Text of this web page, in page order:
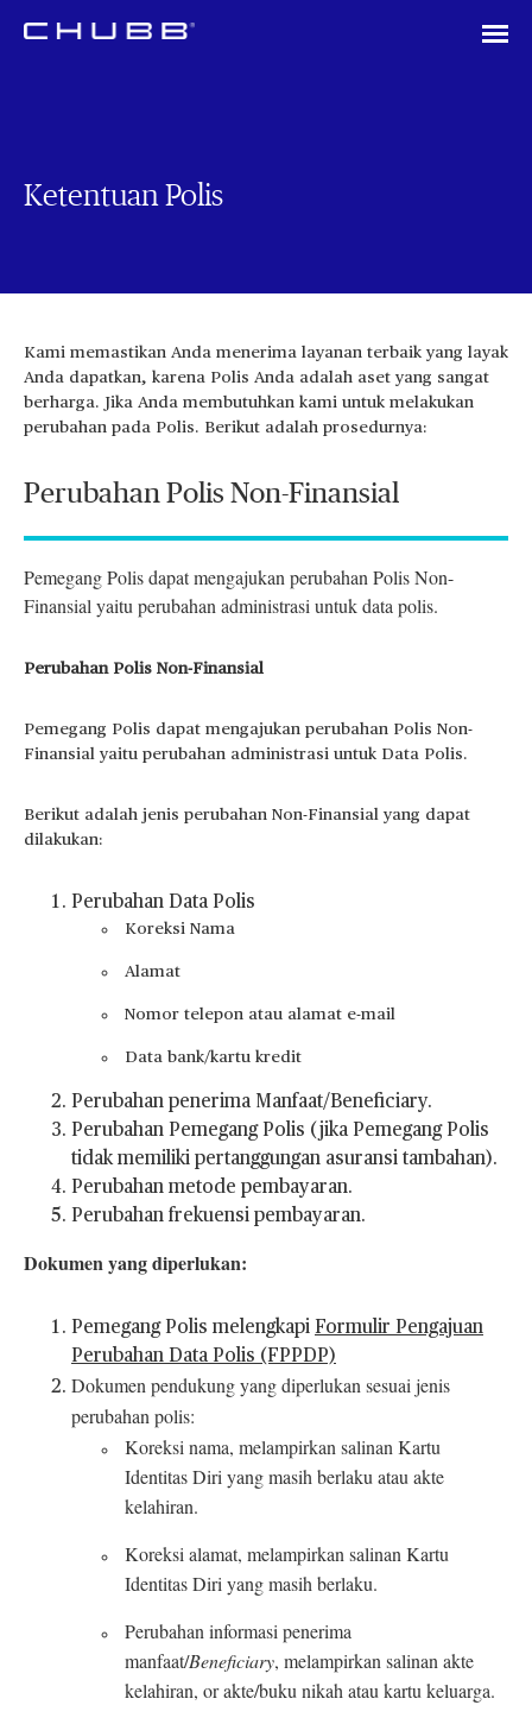
Ketentuan Polis
Kami memastikan Anda menerima layanan terbaik yang layak
Anda dapatkan, karena Polis Anda adalah aset yang sangat
berharga. Jika Anda membutuhkan kami untuk melakukan
perubahan pada Polis. Berikut adalah prosedurnya:
Perubahan Polis Non-Finansial
Pemegang Polis dapat mengajukan perubahan Polis Non-
Finansial yaitu perubahan administrasi untuk data polis.
Perubahan Polis Non-Finansial
Pemegang Polis dapat mengajukan perubahan Polis Non-
Finansial yaitu perubahan administrasi untuk Data Polis.
Berikut adalah jenis perubahan Non-Finansial yang dapat
dilakukan:
Perubahan Data Polis
Koreksi Nama
Alamat
Nomor telepon atau alamat e-mail
Data bank/kartu kredit
Perubahan penerima Manfaat/Beneficiary.
Perubahan Pemegang Polis (jika Pemegang Polis
tidak memiliki pertanggungan asuransi tambahan).
Perubahan metode pembayaran.
Perubahan frekuensi pembayaran.
Dokumen yang diperlukan:
Pemegang Polis melengkapi Formulir Pengajuan
Perubahan Data Polis (FPPDP)
Dokumen pendukung yang diperlukan sesuai jenis
perubahan polis:
Koreksi nama, melampirkan salinan Kartu
Identitas Diri yang masih berlaku atau akte
kelahiran.
Koreksi alamat, melampirkan salinan Kartu
Identitas Diri yang masih berlaku.
Perubahan informasi penerima
manfaat/Beneficiary, melampirkan salinan akte
kelahiran, or akte/buku nikah atau kartu keluarga.